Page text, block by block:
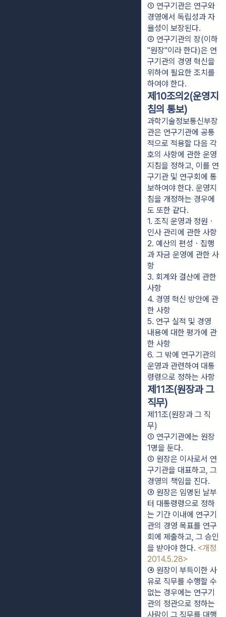
① 연구기관은 연구와
경영에서 독립성과 자
율성이 보장된다.
② 연구기관의 장(이하
"원장"이라 한다)은 연
구기관의 경영 혁신을
위하여 필요한 조치를
하여야 한다.
제10조의2(운영지
침의 통보)
과학기술정보통신부장
관은 연구기관에 공통
적으로 적용할 다음 각
호의 사항에 관한 운영
지침을 정하고, 이를 연
구기관 및 연구회에 통
보하여야 한다. 운영지
침을 개정하는 경우에
도 또한 같다.
1. 조직 운영과 정원ㆍ
인사 관리에 관한 사항
2. 예산의 편성ㆍ집행
과 자금 운영에 관한 사
항
3. 회계와 결산에 관한
사항
4. 경영 혁신 방안에 관
한 사항
5. 연구 실적 및 경영
내용에 대한 평가에 관
한 사항
6. 그 밖에 연구기관의
운영과 관련하여 대통
령령으로 정하는 사항
제11조(원장과 그
직무)
제11조(원장과 그 직
무)
① 연구기관에는 원장
1명을 둔다.
② 원장은 이사로서 연
구기관을 대표하고, 그
경영의 책임을 진다.
③ 원장은 임명된 날부
터 대통령령으로 정하
는 기간 이내에 연구기
관의 경영 목표를 연구
회에 제출하고, 그 승인
을 받아야 한다. <개정
2014.5.28>
④ 원장이 부득이한 사
유로 직무를 수행할 수
없는 경우에는 연구기
관의 정관으로 정하는
사람이 그 직무를 대행